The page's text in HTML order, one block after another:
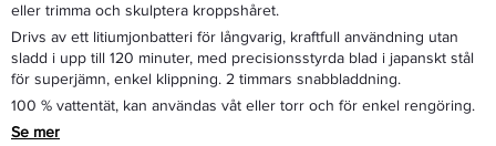
eller trimma och skulptera kroppshåret.
Drivs av ett litiumjonbatteri för långvarig, kraftfull användning utan
sladd i upp till 120 minuter, med precisionsstyrda blad i japanskt stål
för superjämn, enkel klippning. 2 timmars snabbladdning.
100 % vattentät, kan användas våt eller torr och för enkel rengöring.
Se mer